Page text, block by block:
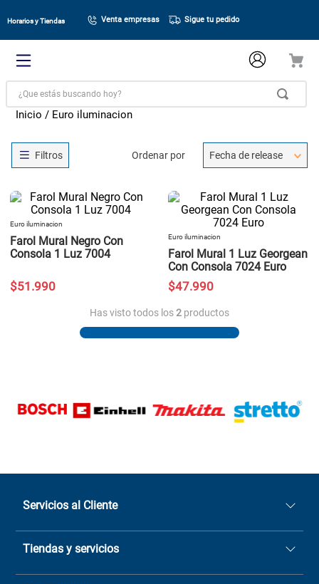
Horarios y Tiendas Venta empresas Sigue tu pedido
¿Que estás buscando hoy?
Euro iluminacion
Ordenar por Fecha de release
Euro iluminacion
Farol Mural Negro Con
Consola 1 Luz 7004
$51 .990
Euro iluminacion
Farol Mural 1 Luz Georgean
Con Consola 7024 Euro
$47.990
Has visto todos los2 productos
Servicios al Cliente
Quiénes somos
Sucursales
Tiendas y servicios
Casa Matriz: Avenida Chorrillos